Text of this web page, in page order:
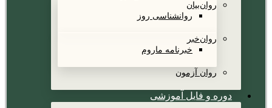
روان‌بیان
روانشناسی روز
روان‌خبر
خبرنامه ماروم
روان آزمون
دوره و فایل آموزشی